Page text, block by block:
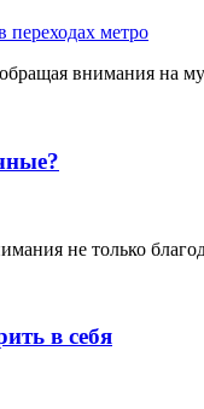
внимания на
не только
в себя